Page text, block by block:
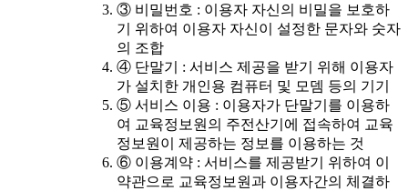
③ 비밀번호 : 이용자 자신의 비밀을 보호하
기 위하여 이용자 자신이 설정한 문자와 숫자
의 조합
④ 단말기 : 서비스 제공을 받기 위해 이용자
가 설치한 개인용 컴퓨터 및 모뎀 등의 기기
⑤ 서비스 이용 : 이용자가 단말기를 이용하
여 교육정보원의 주전산기에 접속하여 교육
정보원이 제공하는 정보를 이용하는 것
⑥ 이용계약 : 서비스를 제공받기 위하여 이
약관으로 교육정보원과 이용자간의 체결하